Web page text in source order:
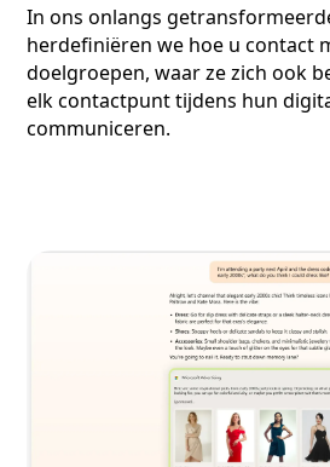
In ons onlangs
herdefiniëren we hoe u contact
doelgroepen, waar ze zich ook
elk contactpunt tijdens hun
communiceren.